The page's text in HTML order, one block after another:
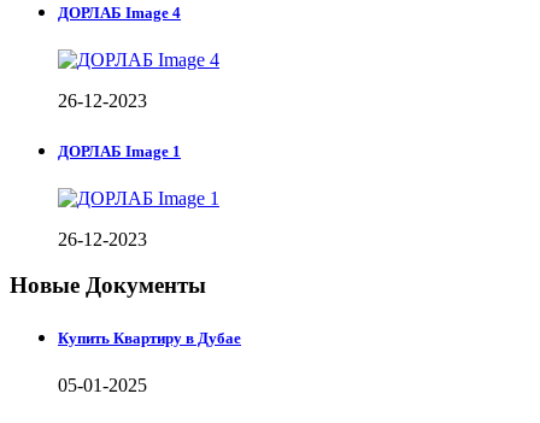
ДОРЛАБ Image 4
26-12-2023
ДОРЛАБ Image 1
26-12-2023
Новые Документы
Купить Квартиру в Дубае
05-01-2025